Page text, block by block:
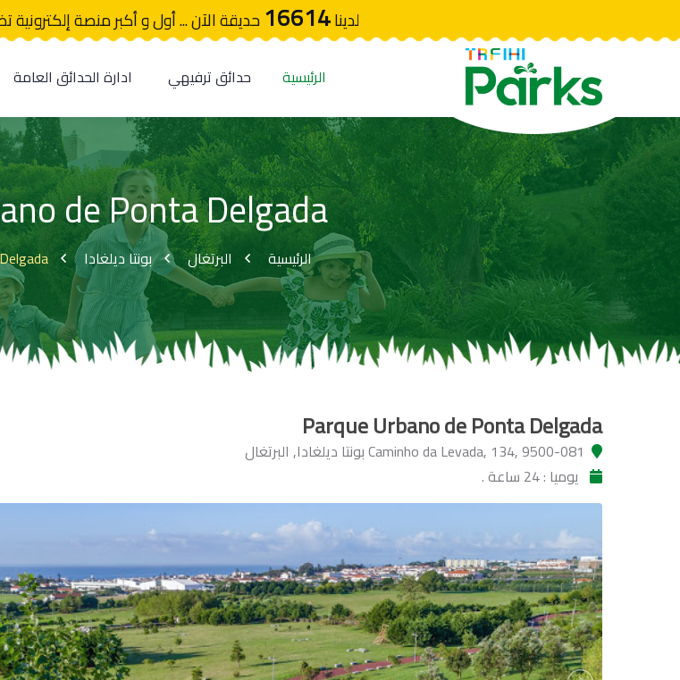
لدينا16614حديقة الآن ... أول و أكبر منصة إلكترونية
الرئيسية حدائق ترفيهي ادارة الحدائق العامة
de Ponta Delgada
الرئيسية البرتغال بونتا ديلغادا
Parque Urbano de Ponta Delgada
Caminho da Levada, 134, 9500-081 بونتا ديلغادا, البرتغال
يوميا : 24 ساعة .